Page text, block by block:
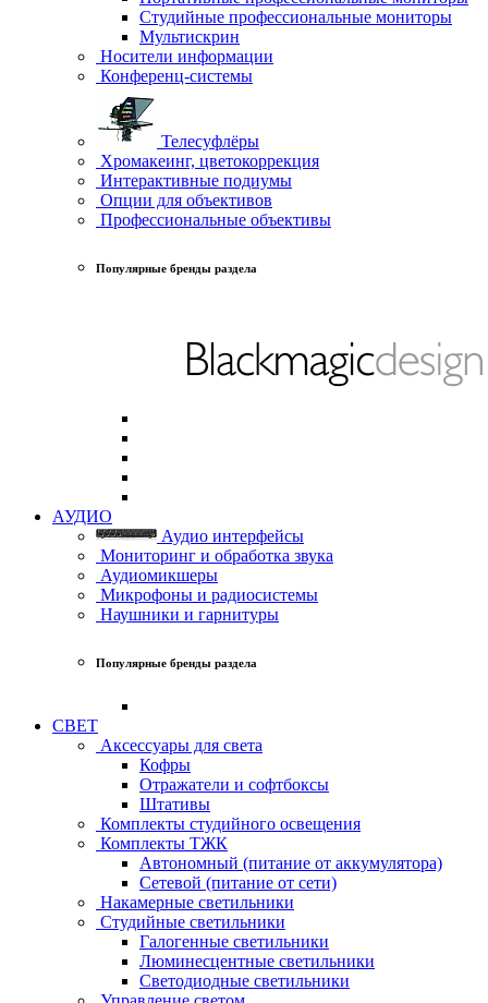
Студийные профессиональные мониторы
Мультискрин
Носители информации
Конференц-системы
Телесуфлёры
Хромакеинг, цветокоррекция
Интерактивные подиумы
Опции для объективов
Профессиональные объективы
Популярные бренды раздела
АУДИО
Аудио интерфейсы
Мониторинг и обработка звука
Аудиомикшеры
Микрофоны и радиосистемы
Наушники и гарнитуры
Популярные бренды раздела
СВЕТ
Аксессуары для света
Кофры
Отражатели и софтбоксы
Штативы
Комплекты студийного освещения
Комплекты ТЖК
Автономный (питание от аккумулятора)
Сетевой (питание от сети)
Накамерные светильники
Студийные светильники
Галогенные светильники
Люминесцентные светильники
Светодиодные светильники